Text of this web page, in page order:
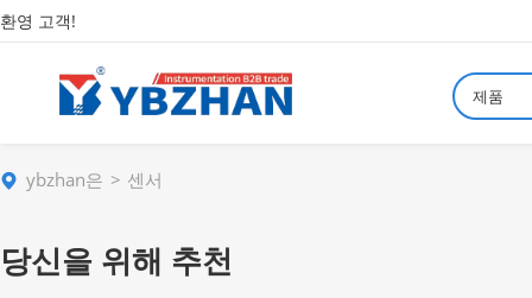
환영 고객!
제품
ybzhan은 센서
당신을 위해 추천